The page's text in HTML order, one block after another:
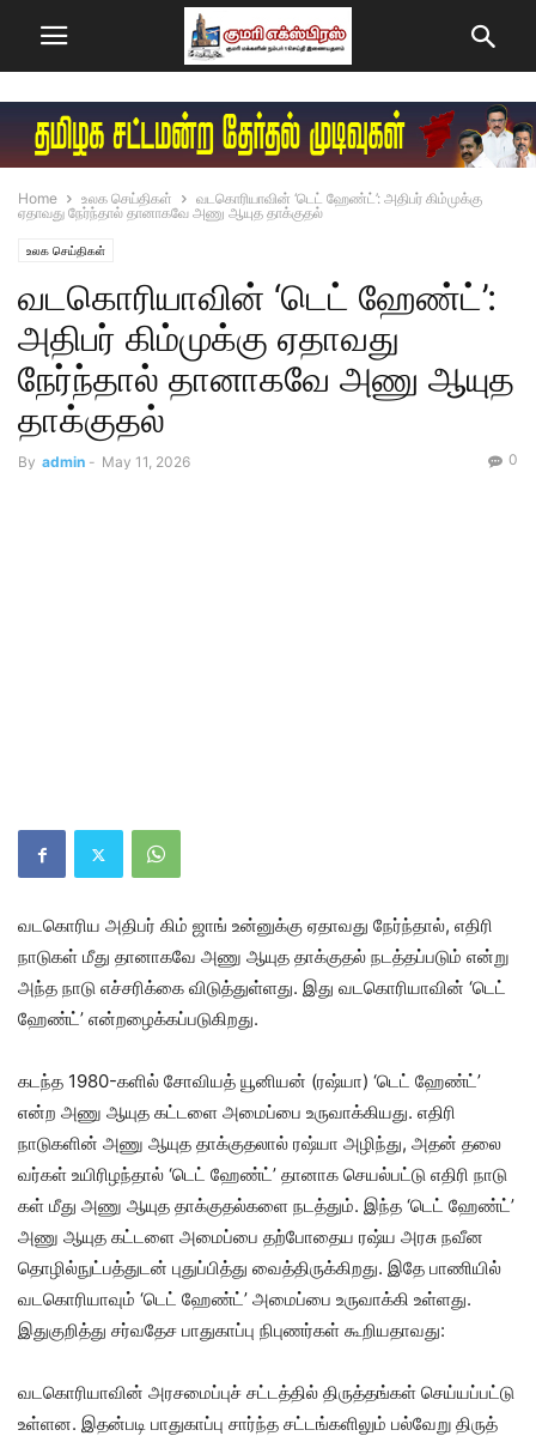
Home உலக செய்திகள்
வடகொரியாவின் ‘டெட் ஹேண்ட்’: அதிபர் கிம்முக்கு
ஏதாவது நேர்ந்தால் தானாகவே அணு ஆயுத தாக்குதல்
உலக செய்திகள்
வடகொரியாவின் ‘டெட் ஹேண்ட்’:
அதிபர் கிம்முக்கு ஏதாவது
நேர்ந்தால் தானாகவே அணு ஆயுத
தாக்குதல்
By admin - May 11, 2026 0
வட​கொரிய அதிபர் கிம் ஜாங் உன்னுக்கு ஏதாவது நேர்ந்தால், எதிரி
நாடு​கள் மீது தானாகவே அணு ஆயுத தாக்​குதல் நடத்​தப்​படும் என்று
அந்த நாடு எச்​சரிக்கை விடுத்​துள்​ளது. இது வடகொரி​யா​வின் ‘டெட்
ஹேண்ட்’ என்​றழைக்​கப்​படு​கிறது.
கடந்த 1980-களில் சோவி​யத் யூனியன் (ரஷ்​யா) ‘டெட் ஹேண்ட்’
என்ற அணு ஆயுத கட்​டளை அமைப்பை உரு​வாக்​கியது. எதிரி
நாடுகளின் அணு ஆயுத தாக்​குதலால் ரஷ்யா அழிந்​து, அதன் தலை​
வர்​கள் உயி​ரிழந்​தால் ‘டெட் ஹேண்ட்’ தானாக செயல்​பட்டு எதிரி நாடு​
கள் மீது அணு ஆயுத தாக்​குதல்​களை நடத்​தும். இந்த ‘டெட் ஹேண்ட்’
அணு ஆயுத கட்​டளை அமைப்பை தற்​போதைய ரஷ்ய அரசு நவீன
தொழில்​நுட்​பத்​துடன் புதுப்​பித்து வைத்​திருக்​கிறது. இதே பாணி​யில்
வடகொரி​யா​வும் ‘டெட் ஹேண்ட்’ அமைப்பை உரு​வாக்கி உள்​ளது.
இதுகுறித்து சர்​வ​தேச பாது​காப்பு நிபுணர்​கள் கூறிய​தாவது:
வடகொரி​யா​வின் அரசமைப்​புச் சட்​டத்​தில் திருத்​தங்​கள் செய்​யப்​பட்டு
உள்​ளன. இதன்​படி பாது​காப்பு சார்ந்த சட்​டங்​களி​லும் பல்​வேறு திருத்​